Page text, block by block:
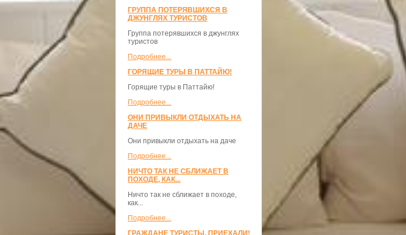
ГРУППА ПОТЕРЯВШИХСЯ В
ДЖУНГЛЯХ ТУРИСТОВ
Группа потерявшихся в джунглях
туристов
Подробнее...
ГОРЯЩИЕ ТУРЫ В ПАТТАЙЮ!
Горящие туры в Паттайю!
Подробнее...
ОНИ ПРИВЫКЛИ ОТДЫХАТЬ НА
ДАЧЕ
Они привыкли отдыхать на даче
Подробнее...
НИЧТО ТАК НЕ СБЛИЖАЕТ В
ПОХОДЕ, КАК...
Ничто так не сближает в походе,
как...
Подробнее...
ГРАЖДАНЕ ТУРИСТЫ. ПРИЕХАЛИ!